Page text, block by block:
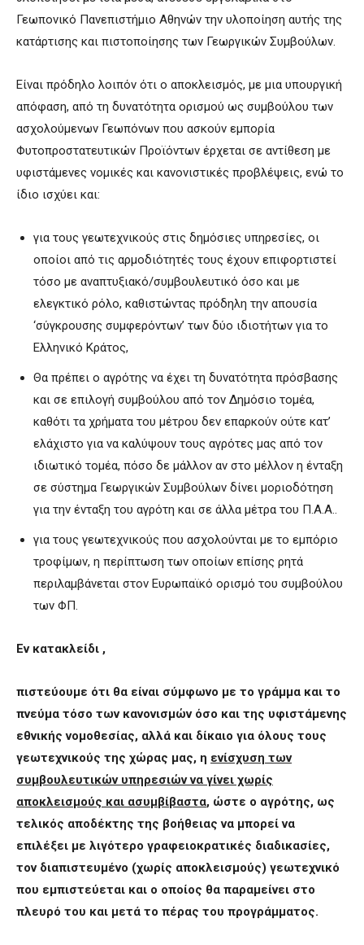
Γεωπονικό Πανεπιστήμιο Αθηνών την υλοποίηση αυτής της
κατάρτισης και πιστοποίησης των Γεωργικών Συμβούλων.
Είναι πρόδηλο λοιπόν ότι ο αποκλεισμός, με μια υπουργική
απόφαση, από τη δυνατότητα ορισμού ως συμβούλου των
ασχολούμενων Γεωπόνων που ασκούν εμπορία
Φυτοπροστατευτικών Προϊόντων έρχεται σε αντίθεση με
υφιστάμενες νομικές και κανονιστικές προβλέψεις, ενώ το
ίδιο ισχύει και:
για τους γεωτεχνικούς στις δημόσιες υπηρεσίες, οι
οποίοι από τις αρμοδιότητές τους έχουν επιφορτιστεί
τόσο με αναπτυξιακό/συμβουλευτικό όσο και με
ελεγκτικό ρόλο, καθιστώντας πρόδηλη την απουσία
‘σύγκρουσης συμφερόντων’ των δύο ιδιοτήτων για το
Ελληνικό Κράτος,
Θα πρέπει ο αγρότης να έχει τη δυνατότητα πρόσβασης
και σε επιλογή συμβούλου από τον Δημόσιο τομέα,
καθότι τα χρήματα του μέτρου δεν επαρκούν ούτε κατ’
ελάχιστο για να καλύψουν τους αγρότες μας από τον
ιδιωτικό τομέα, πόσο δε μάλλον αν στο μέλλον η ένταξη
σε σύστημα Γεωργικών Συμβούλων δίνει μοριοδότηση
για την ένταξη του αγρότη και σε άλλα μέτρα του Π.Α.Α..
για τους γεωτεχνικούς που ασχολούνται με το εμπόριο
τροφίμων, η περίπτωση των οποίων επίσης ρητά
περιλαμβάνεται στον Ευρωπαϊκό ορισμό του συμβούλου
των ΦΠ.
Εν κατακλείδι ,
πιστεύουμε ότι θα είναι σύμφωνο με το γράμμα και το
πνεύμα τόσο των κανονισμών όσο και της υφιστάμενης
εθνικής νομοθεσίας, αλλά και δίκαιο για όλους τους
γεωτεχνικούς της χώρας μας, η ενίσχυση των
συμβουλευτικών υπηρεσιών να γίνει χωρίς
αποκλεισμούς και ασυμβίβαστα, ώστε ο αγρότης, ως
τελικός αποδέκτης της βοήθειας να μπορεί να
επιλέξει με λιγότερο γραφειοκρατικές διαδικασίες,
τον διαπιστευμένο (χωρίς αποκλεισμούς) γεωτεχνικό
που εμπιστεύεται και ο οποίος θα παραμείνει στο
πλευρό του και μετά το πέρας του προγράμματος.